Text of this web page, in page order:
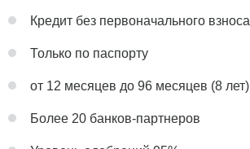
Кредит без первоначального взноса
Только по паспорту
от 12 месяцев до 96 месяцев (8 лет)
Более 20 банков-партнеров